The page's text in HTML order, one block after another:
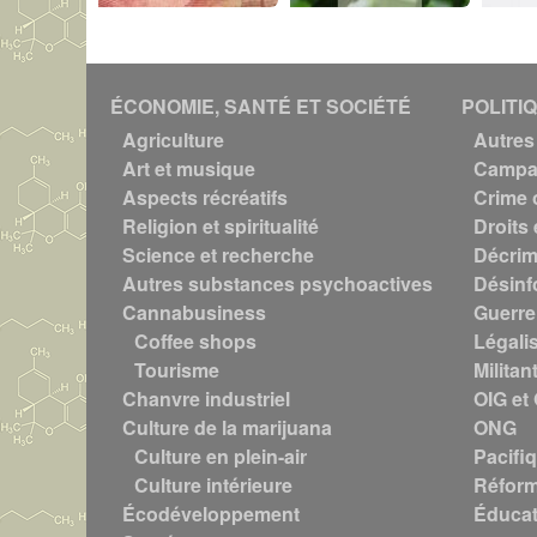
i
M
o
t
r
é
a
l
"
c
o
n
d
a
m
n
é
ÉCONOMIE, SANTÉ ET SOCIÉTÉ
Agriculture
Art et musique
Aspects récréatifs
Religion et spiritualité
Science et recherche
Autres substances psychoactives
Cannabusiness
Coffee shops
Tourisme
Chanvre industriel
Culture de la marijuana
Culture en plein-air
Culture intérieure
Écodéveloppement
Crime
Droits
OIG et
ONG